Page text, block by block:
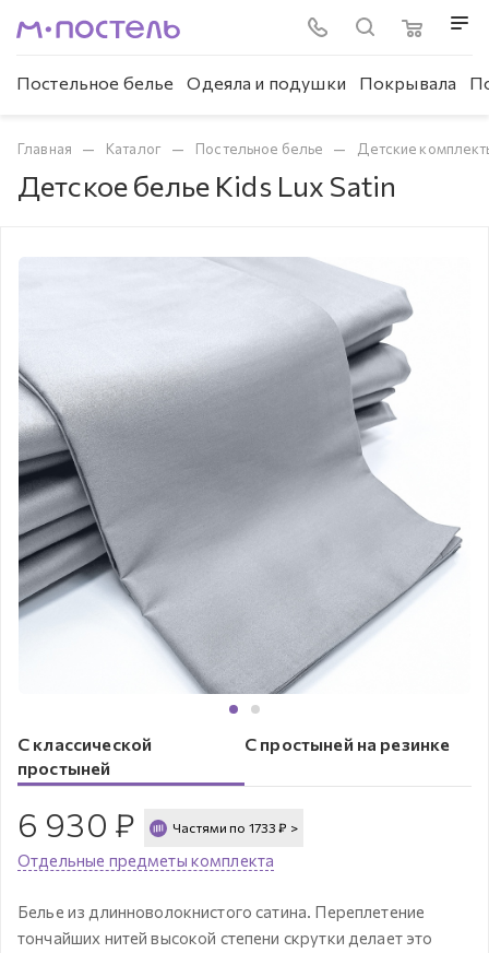
Постельное белье Одеяла и подушки Покрывала
Главная — Каталог — Постельное белье — Детские
Детское белье Kids Lux Satin
С классической
простыней
С простыней на резинке
6 930 ₽ Частями по 1733 ₽ >
Отдельные предметы комплекта
Белье из длинноволокнистого сатина. Переплетение
тончайших нитей высокой степени скрутки делает это